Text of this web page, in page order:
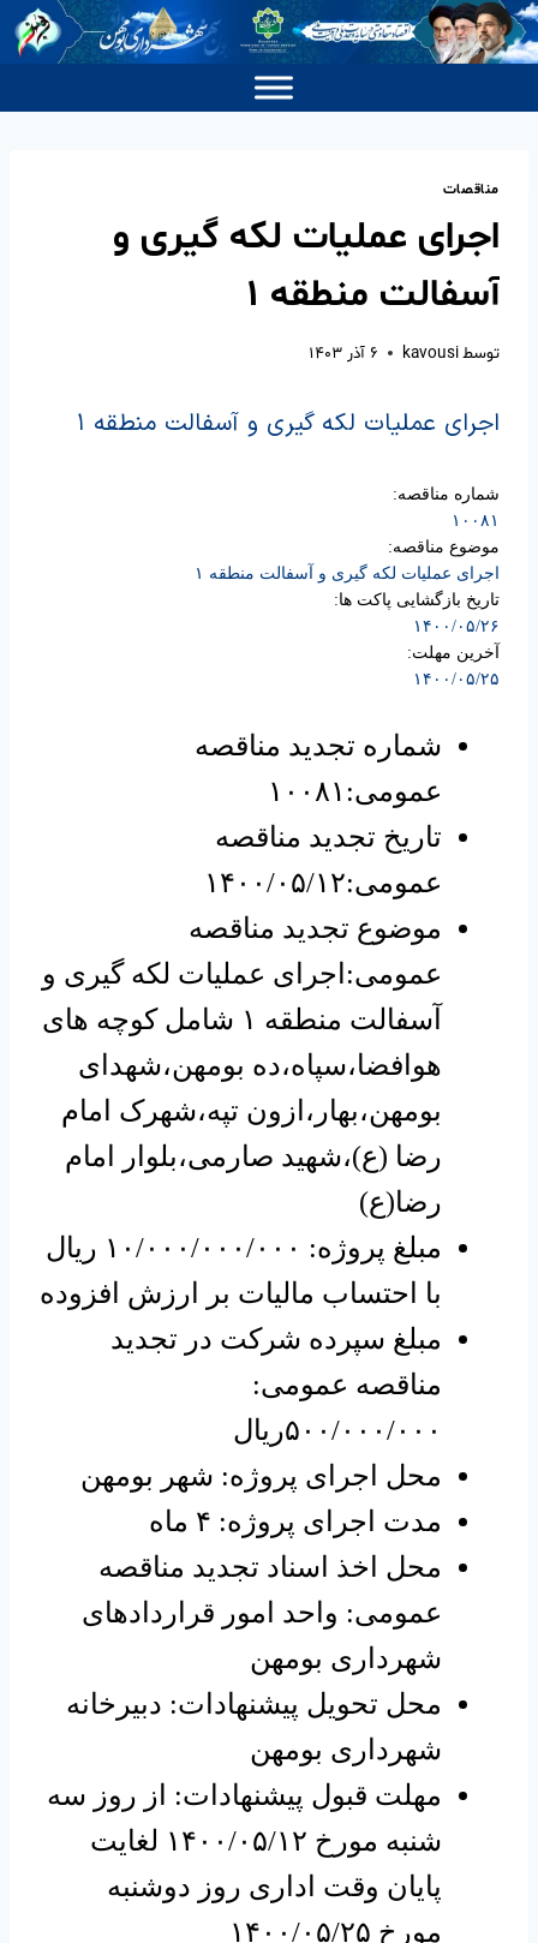
مناقصات
اجرای عملیات لکه گیری و
آسفالت منطقه ۱
توسطkavousi ۶ آذر ۱۴۰۳
اجرای عملیات لکه گیری و آسفالت منطقه ۱
شماره مناقصه:
۱۰۰۸۱
موضوع مناقصه:
اجرای عملیات لکه گیری و آسفالت منطقه ۱
تاریخ بازگشایی پاکت ها:
۱۴۰۰/۰۵/۲۶
آخرین مهلت:
۱۴۰۰/۰۵/۲۵
شماره تجدید مناقصه
عمومی:۱۰۰۸۱
تاریخ تجدید مناقصه
عمومی:۱۴۰۰/۰۵/۱۲
موضوع تجدید مناقصه
عمومی:اجرای عملیات لکه گیری و
آسفالت منطقه ۱ شامل کوچه های
هوافضا،سپاه،ده بومهن،شهدای
بومهن،بهار،ازون تپه،شهرک امام
رضا (ع)،شهید صارمی،بلوار امام
رضا(ع)
مبلغ پروژه: ۱۰/۰۰۰/۰۰۰/۰۰۰ ریال
با احتساب مالیات بر ارزش افزوده
مبلغ سپرده شرکت در تجدید
مناقصه عمومی:
۵۰۰/۰۰۰/۰۰۰ریال
محل اجرای پروژه: شهر بومهن
مدت اجرای پروژه: ۴ ماه
محل اخذ اسناد تجدید مناقصه
عمومی: واحد امور قراردادهای
شهرداری بومهن
محل تحویل پیشنهادات: دبیرخانه
شهرداری بومهن
مهلت قبول پیشنهادات: از روز سه
شنبه مورخ ۱۴۰۰/۰۵/۱۲ لغایت
پایان وقت اداری روز دوشنبه
مورخ ۱۴۰۰/۰۵/۲۵